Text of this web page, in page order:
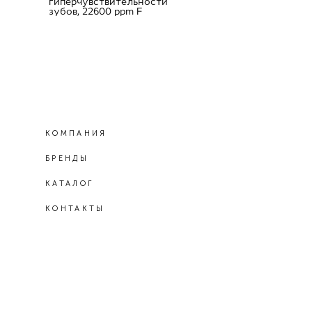
зубов, 22600 ppm F
КОМПАНИЯ
БРЕНДЫ
КАТАЛОГ
КОНТАКТЫ